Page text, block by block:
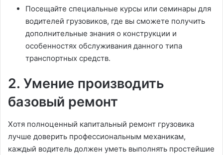
Посещайте специальные курсы или семинары для
водителей грузовиков, где вы сможете получить
дополнительные знания о конструкции и
особенностях обслуживания данного типа
транспортных средств.
2. Умение производить
базовый ремонт
Хотя полноценный капитальный ремонт грузовика
лучше доверить профессиональным механикам,
каждый водитель должен уметь выполнять простейшие